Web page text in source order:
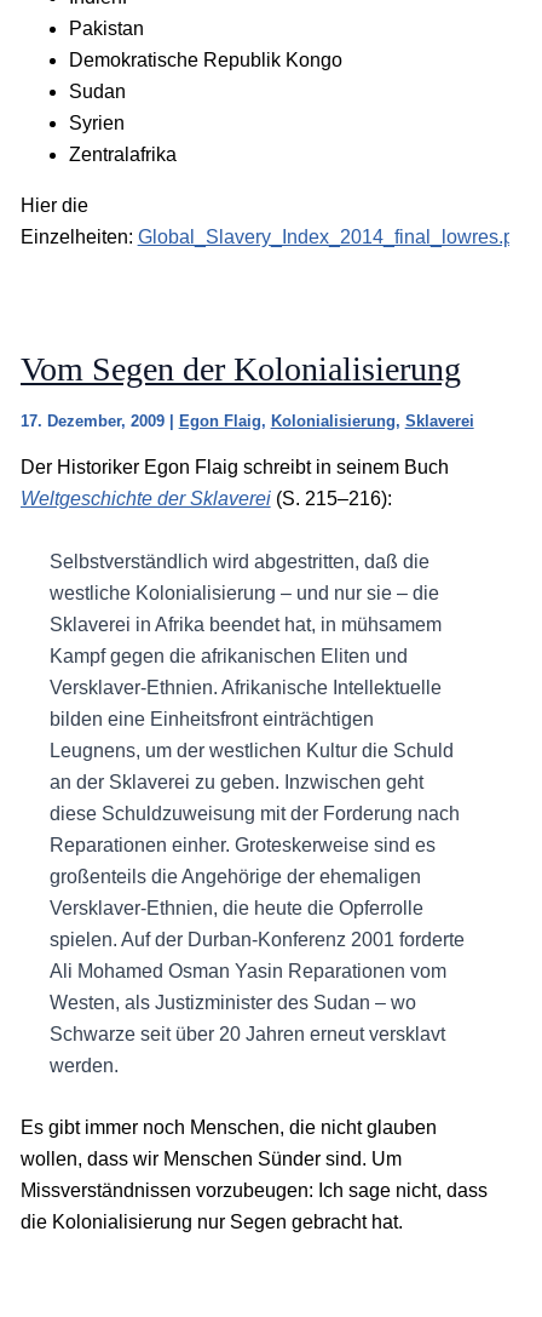
Pakistan
Demokratische Republik Kongo
Sudan
Syrien
Zentralafrika
Hier die
Einzelheiten: Global_Slavery_Index_2014_final_lowres.pdf
Vom Segen der Kolonialisierung
17. Dezember, 2009 Egon Flaig, Kolonialisierung, Sklaverei
Der Historiker Egon Flaig schreibt in seinem Buch
Weltgeschichte der Sklaverei(S. 215–216):
Selbstverständlich wird abgestritten, daß die
westliche Kolonialisierung – und nur sie – die
Sklaverei in Afrika beendet hat, in mühsamem
Kampf gegen die afrikanischen Eliten und
Versklaver-Ethnien. Afrikanische Intellektuelle
bilden eine Einheitsfront einträchtigen
Leugnens, um der westlichen Kultur die Schuld
an der Sklaverei zu geben. Inzwischen geht
diese Schuldzuweisung mit der Forderung nach
Reparationen einher. Groteskerweise sind es
großenteils die Angehörige der ehemaligen
Versklaver-Ethnien, die heute die Opferrolle
spielen. Auf der Durban-Konferenz 2001 forderte
Ali Mohamed Osman Yasin Reparationen vom
Westen, als Justizminister des Sudan – wo
Schwarze seit über 20 Jahren erneut versklavt
werden.
Es gibt immer noch Menschen, die nicht glauben
wollen, dass wir Menschen Sünder sind. Um
Missverständnissen vorzubeugen: Ich sage nicht, dass
die Kolonialisierung nur Segen gebracht hat.